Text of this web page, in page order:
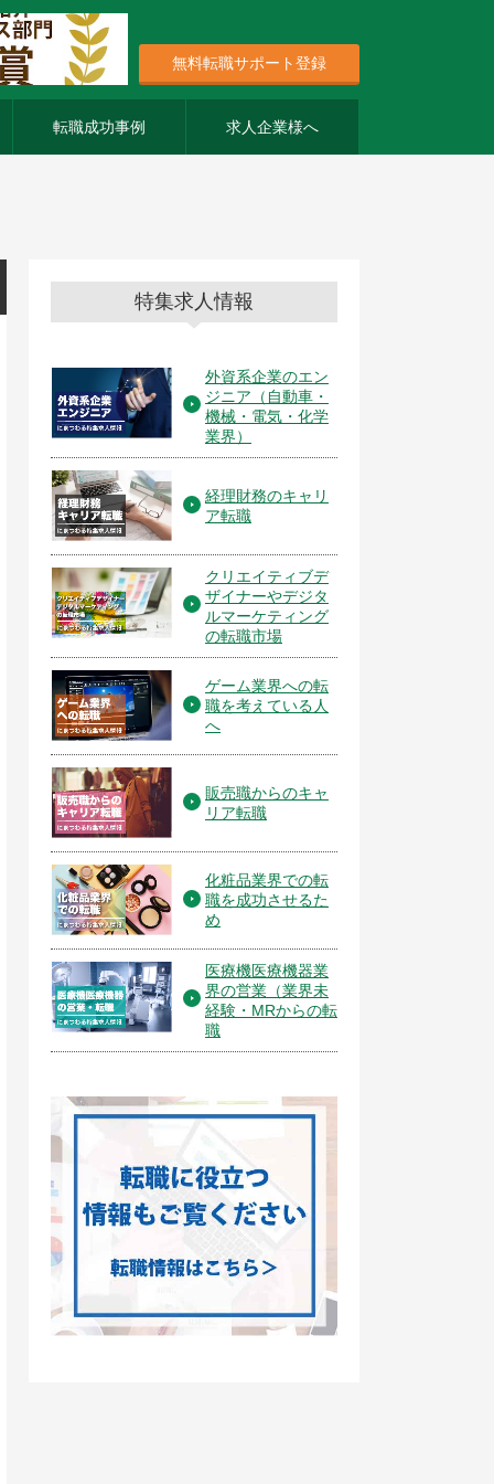
無料転職サポート登録
転職成功事例 求人企業様へ
特集求人情報
外資系企業のエン
ジニア（自動車・
機械・電気・化学
業界）
経理財務のキャリ
ア転職
クリエイティブデ
ザイナーやデジタ
ルマーケティング
の転職市場
ゲーム業界への転
職を考えている人
へ
販売職からのキャ
リア転職
化粧品業界での転
職を成功させるた
め
医療機医療機器業
界の営業（業界未
経験・MRからの転
職